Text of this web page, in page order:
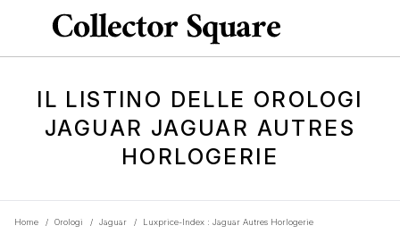
IL LISTINO DELLE OROLOGI
JAGUAR JAGUAR AUTRES
HORLOGERIE
Home / Orologi / Jaguar / Luxprice-Index : Jaguar Autres Horlogerie